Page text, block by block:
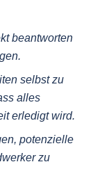
beantworten
selbst zu
alles
erledigt wird.
potenzielle
zu